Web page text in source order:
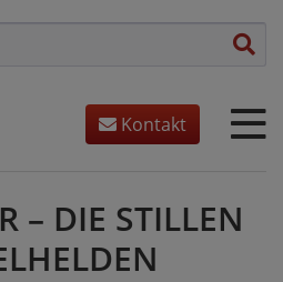
Kontakt
– DIE STILLEN